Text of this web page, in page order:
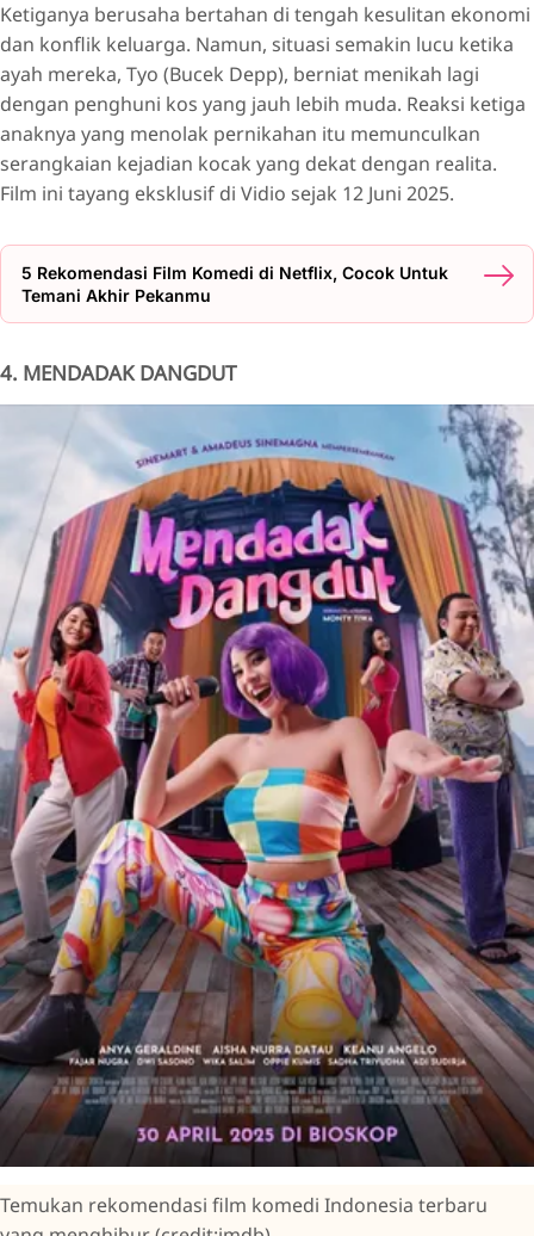
Ketiganya berusaha bertahan di tengah kesulitan ekonomi
dan konflik keluarga. Namun, situasi semakin lucu ketika
ayah mereka, Tyo (Bucek Depp), berniat menikah lagi
dengan penghuni kos yang jauh lebih muda. Reaksi ketiga
anaknya yang menolak pernikahan itu memunculkan
serangkaian kejadian kocak yang dekat dengan realita.
Film ini tayang eksklusif di Vidio sejak 12 Juni 2025.
5 Rekomendasi Film Komedi di Netflix, Cocok Untuk
Temani Akhir Pekanmu
4. MENDADAK DANGDUT
Temukan rekomendasi film komedi Indonesia terbaru